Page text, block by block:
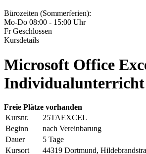
Bürozeiten (Sommerferien):
Mo-Do 08:00 - 15:00 Uhr
Fr Geschlossen
Kursdetails
Microsoft Office
Individualunterricht
Freie Plätze vorhanden
Kursnr.
25TAEXCEL
Beginn
nach Vereinbarung
Dauer
5 Tage
Kursort
44319 Dortmund,